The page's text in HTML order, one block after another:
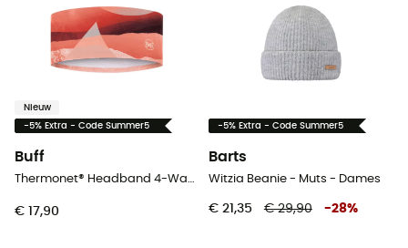
Nieuw
-5% Extra - Code Summer5
Buff
Thermonet® Headband 4-Way Stretch - Hoofdband - Dames
€ 17,90
-5% Extra - Code Summer5
Barts
Witzia Beanie - Muts - Dames
€ 21,35 € 29,90 -28%